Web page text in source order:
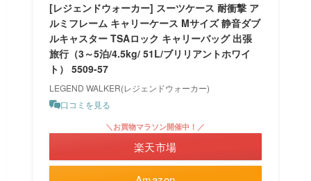
[レジェンドウォーカー] スーツケース 耐衝撃 ア
ルミフレーム キャリーケース Mサイズ 静音ダブ
ルキャスター TSAロック キャリーバッグ 出張
旅行（3～5泊/4.5kg/ 51L/ブリリアントホワイ
ト） 5509-57
LEGEND WALKER(レジェンドウォーカー)
口コミを見る
＼お買物マラソン開催中！／
楽天市場